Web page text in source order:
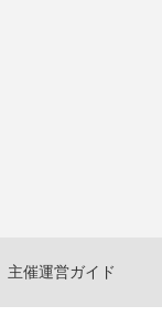
主催運営ガイド